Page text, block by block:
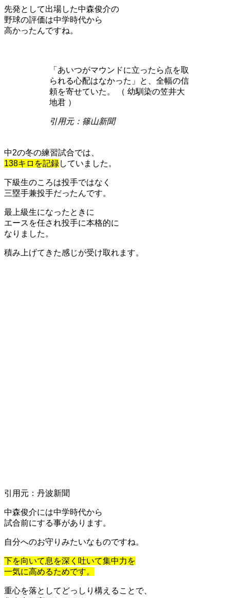
先発として出場した中森俊介の
野球の評価は中学時代から
高かったんですね。
「あいつがマウンドに立ったら点を取
られる心配はなかった」と、全幅の信
頼を寄せていた。 （ 幼馴染の笠井大
地君 ）
引用元：篠山新聞
中2の冬の練習試合では、
138キロを記録していました。
下級生のころは投手ではなく
三塁手兼投手だったんです。
最上級生になったときに
エースを任され投手に本格的に
なりました。
積み上げてきた感じが受け取れます。
引用元：丹波新聞
中森俊介には中学時代から
試合前にする事があります。
自分へのお守りみたいなものですね。
下を向いて息を深く吐いて集中力を
一気に高めるためです。
重心を落としてどっしり構えることで、